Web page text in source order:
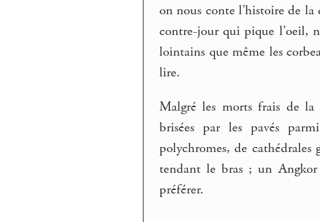
on nous conte l’histoire de
contre-jour qui pique l’oeil,
lointains que même les
lire.
Malgré les morts frais de la
brisées par les pavés
polychromes, de
tendant le bras ; un
préférer.